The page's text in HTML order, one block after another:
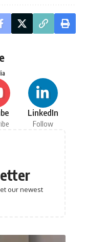
LinkedIn
Follow
our newest